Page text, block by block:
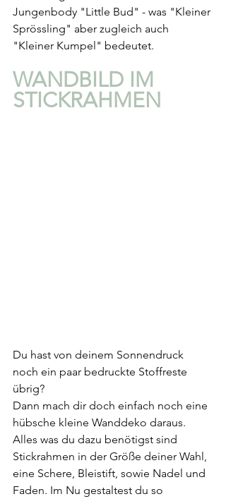
Jungenbody "Little Bud" - was "Kleiner
Sprössling" aber zugleich auch
"Kleiner Kumpel" bedeutet.
WANDBILD IM
STICKRAHMEN
Du hast von deinem Sonnendruck
noch ein paar bedruckte Stoffreste
übrig?
Dann mach dir doch einfach noch eine
hübsche kleine Wanddeko daraus.
Alles was du dazu benötigst sind
Stickrahmen in der Größe deiner Wahl,
eine Schere, Bleistift, sowie Nadel und
Faden. Im Nu gestaltest du so